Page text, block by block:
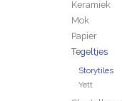
Keramiek
Mok
Papier
Tegeltjes
Storytiles
Yett